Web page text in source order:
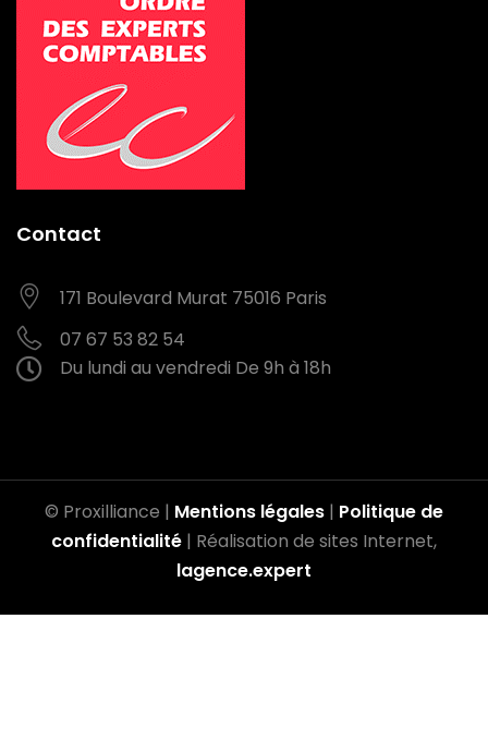
Contact
171 Boulevard Murat 75016 Paris
07 67 53 82 54
Du lundi au vendredi De 9h à 18h
© Proxilliance | Mentions légales | Politique de
confidentialité | Réalisation de sites Internet,
lagence.expert